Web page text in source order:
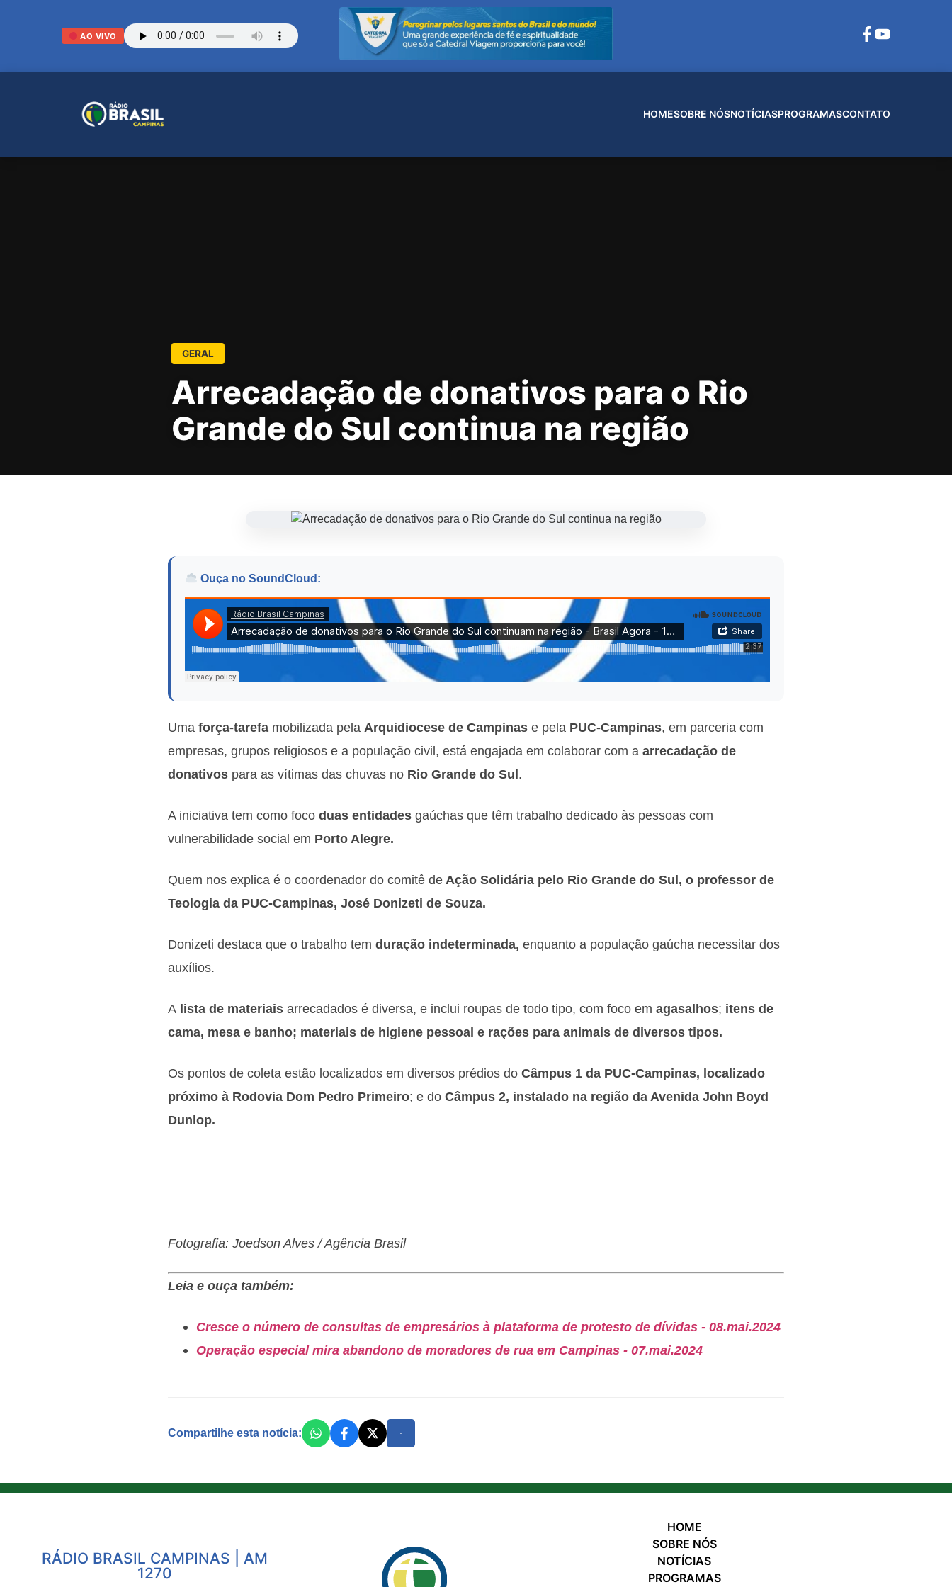
AO VIVO
HOMESOBRE NÓSNOTÍCIASPROGRAMASCONTATO
GERAL
Arrecadação de donativos para o Rio
Grande do Sul continua na região
Ouça no SoundCloud:
Uma força-tarefa mobilizada pela Arquidiocese de Campinas e pela PUC-Campinas, em parceria com
empresas, grupos religiosos e a população civil, está engajada em colaborar com a arrecadação de
donativos para as vítimas das chuvas no Rio Grande do Sul.
A iniciativa tem como foco duas entidades gaúchas que têm trabalho dedicado às pessoas com
vulnerabilidade social em Porto Alegre.
Quem nos explica é o coordenador do comitê deAção Solidária pelo Rio Grande do Sul, o professor de
Teologia da PUC-Campinas, José Donizeti de Souza.
Donizeti destaca que o trabalho tem duração indeterminada, enquanto a população gaúcha necessitar dos
auxílios.
A lista de materiais arrecadados é diversa, e inclui roupas de todo tipo, com foco em agasalhos; itens de
cama, mesa e banho; materiais de higiene pessoal e rações para animais de diversos tipos.
Os pontos de coleta estão localizados em diversos prédios do Câmpus 1 da PUC-Campinas, localizado
próximo à Rodovia Dom Pedro Primeiro; e do Câmpus 2, instalado na região da Avenida John Boyd
Dunlop.
Fotografia: Joedson Alves / Agência Brasil
Leia e ouça também:
Cresce o número de consultas de empresários à plataforma de protesto de dívidas - 08.mai.2024
Operação especial mira abandono de moradores de rua em Campinas - 07.mai.2024
Compartilhe esta notícia:
RÁDIO BRASIL CAMPINAS | AM
1270
HOME
SOBRE NÓS
NOTÍCIAS
PROGRAMAS